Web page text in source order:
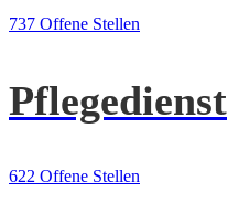
737 Offene Stellen
Pflegedienst
622 Offene Stellen